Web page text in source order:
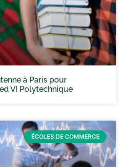
à Paris pour
VI Polytechnique
ÉCOLES DE COMMERCE